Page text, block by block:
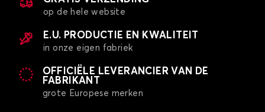
op de hele website
E.U. PRODUCTIE EN KWALITEIT
in onze eigen fabriek
OFFICIËLE LEVERANCIER VAN DE
FABRIKANT
grote Europese merken